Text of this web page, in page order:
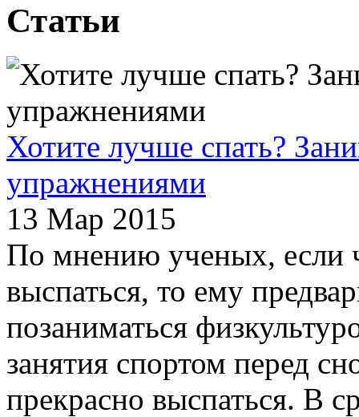
Статьи
Хотите лучше спать?
упражнениями
13 Мар 2015
По мнению ученых, если
выспаться, то ему
позаниматься
занятия спортом перед
прекрасно выспаться. В